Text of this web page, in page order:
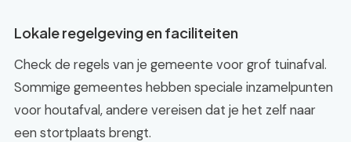
Lokale regelgeving en faciliteiten
Check de regels van je gemeente voor grof tuinafval.
Sommige gemeentes hebben speciale inzamelpunten
voor houtafval, andere vereisen dat je het zelf naar
een stortplaats brengt.